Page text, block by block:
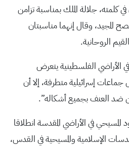
كلمته، جلالة الملك بمناسبة تزامن
المجيد، وقال إنهما مناسبتان
الروحانية.
الأراضي الفلسطينية يتعرض
إسرائيلية متطرفة، إلا أن
ضد العنف بجميع أشكاله”.
في الأراضي المقدسة انطلاقا
الإسلامية والمسيحية في القدس،